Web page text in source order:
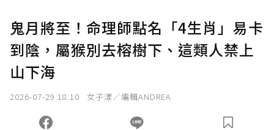
確認送出
您當前剩餘 U 利點數：0點；前往 購買點數
鬼月將至！命理師點名「4生肖」易卡
到陰，屬猴別去榕樹下、這類人禁上
山下海
2026-07-29 18:10 女子漾／編輯ANDREA